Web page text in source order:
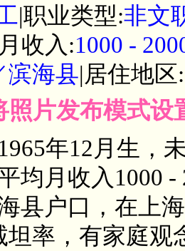
|职业类型:非文
收入:1000 -
滨海县|居住地区:
照片发布模式
年12月生，
均月收入1000
县户口，在上
坦率，有家庭观